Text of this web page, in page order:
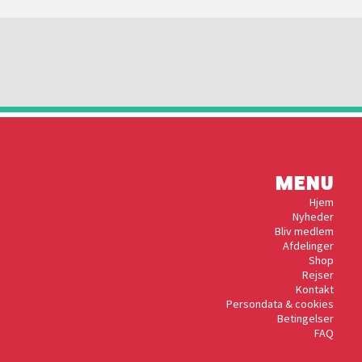
MENU
Hjem
Nyheder
Bliv medlem
Afdelinger
Shop
Rejser
Kontakt
Persondata & cookies
Betingelser
FAQ